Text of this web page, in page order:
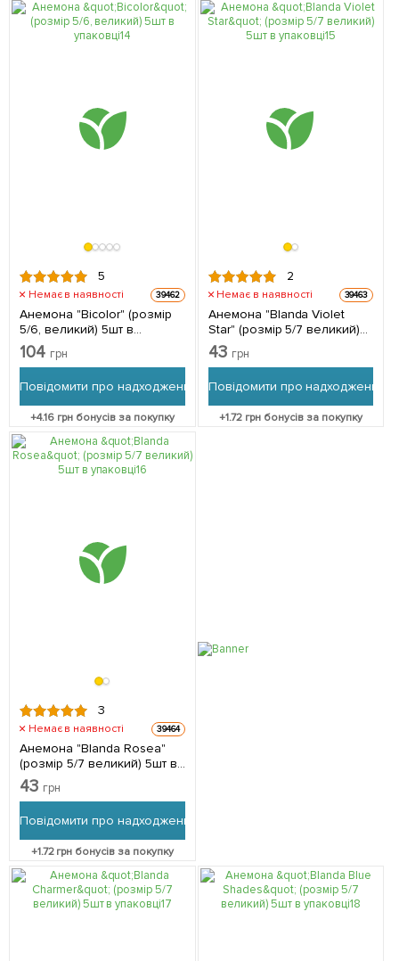
5
Немає в наявності 39462
Анемона "Bicolor" (розмір
5/6, великий) 5шт в
упаковці
104 грн
Повідомити про надходження
+4.16 грн бонусів за покупку
2
Немає в наявності 39463
Анемона "Blanda Violet
Star" (розмір 5/7 великий)
5шт в упаковці
43 грн
Повідомити про надходження
+1.72 грн бонусів за покупку
3
Немає в наявності 39464
Анемона "Blanda Rosea"
(розмір 5/7 великий) 5шт в
упаковці
43 грн
Повідомити про надходження
+1.72грн бонусів за покупку